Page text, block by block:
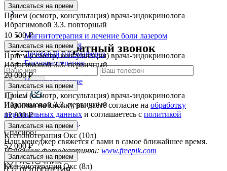
Записаться на прием
Прием (осмотр, консультация) врача-эндокринолога
Ибрагимовой З.З. повторный
10 500 ₽
Записаться на прием
Прием (осмотр, консультация) врача-эндокринолога
Ибрагимовой З.З. первичный
20 000 ₽
Записаться на прием
Прием (осмотр, консультация) врача-эндокринолога
Ибрагимовой З.З. первичный
12 000 ₽
Записаться на прием
Ксенонотерапия Окс (10л)
52 000 ₽
Записаться на прием
Ксенонотерапия Окс (8л)
Магнитотерапия и лечение боли лазером
Ксенонотерапия
Лечебный плазмаферез
Ботулинотерапия
Умные капельницы
Иглоукалывание
Закажите обратный звонок
Отправить
Нажимая на кнопку, вы даёте согласие на обработку
персональных данных и соглашаетесь c политикой
конфиденциальности.
Спасибо!
Наш менеджер свяжется с вами в самое ближайшее время.
Источник фото/картинки: www.freepik.com